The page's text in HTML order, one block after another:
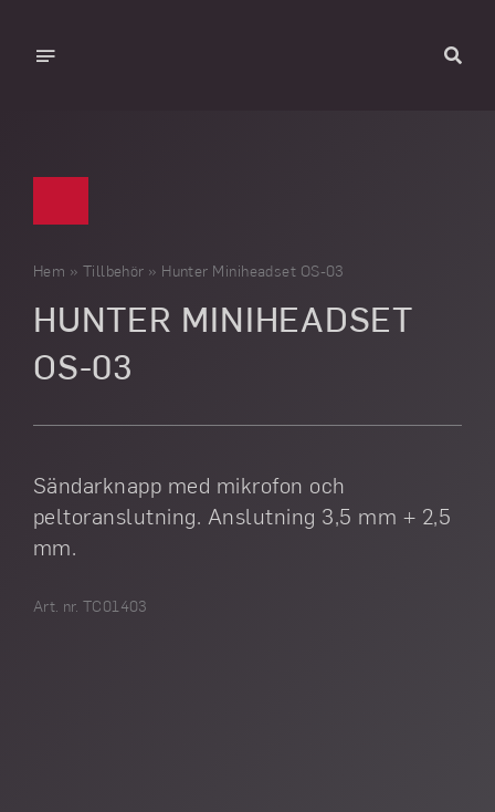
contentToggle
Produkter
Om Hunter
Hjälp
Galleri
Kontakt
Hem » Tillbehör » Hunter Miniheadset OS-03
HUNTER MINIHEADSET
OS-03
Sändarknapp med mikrofon och
peltoranslutning. Anslutning 3,5 mm + 2,5
mm.
Art. nr. TC01403